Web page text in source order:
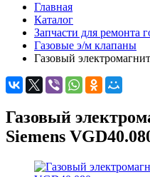
Главная
Каталог
Запчасти для ремонта
Газовые э/м клапаны
Газовый
Газовый
Siemens